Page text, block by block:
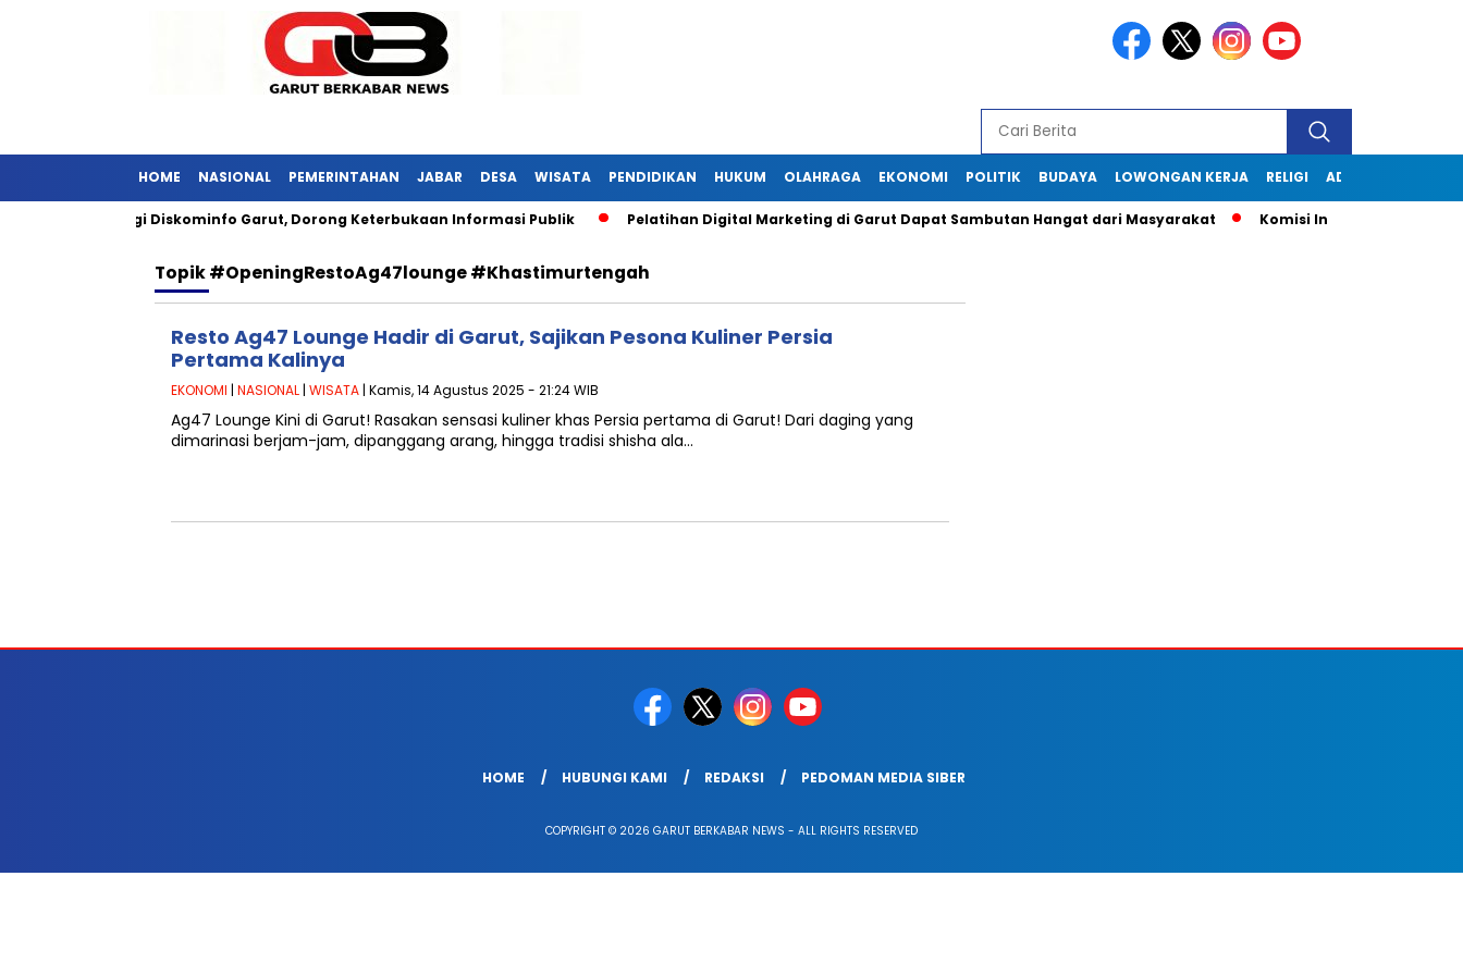
HOME NASIONAL PEMERINTAHAN JABAR DESA WISATA PENDIDIKAN HUKUM OLAHRAGA EKONOMI POLITIK BUDAYA LOWONGAN KERJA RELIGI ADVERTORIAL
Jabar Kunjungi Diskominfo Garut, Dorong Keterbukaan Informasi Publik Pelatihan Digital Marketing di Garut Dapat Sambutan Hangat dari Masyarakat Komisi Informasi Jabar
Topik#OpeningRestoAg47lounge #Khastimurtengah
Resto Ag47 Lounge Hadir di Garut, Sajikan Pesona Kuliner Persia
Pertama Kalinya
EKONOMI | NASIONAL | WISATA | Kamis, 14 Agustus 2025 - 21:24 WIB
Ag47 Lounge Kini di Garut! Rasakan sensasi kuliner khas Persia pertama di Garut! Dari daging yang
dimarinasi berjam-jam, dipanggang arang, hingga tradisi shisha ala…
HOME HUBUNGI KAMI REDAKSI PEDOMAN MEDIA SIBER
COPYRIGHT © 2026 GARUT BERKABAR NEWS - ALL RIGHTS RESERVED